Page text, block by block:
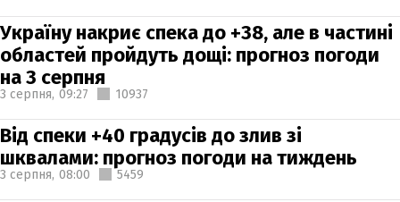
Україну накриє спека до +38, але в частині
областей пройдуть дощі: прогноз погоди
на 3 серпня
3 серпня, 09:27 10937
Від спеки +40 градусів до злив зі
шквалами: прогноз погоди на тиждень
3 серпня, 08:00 5459